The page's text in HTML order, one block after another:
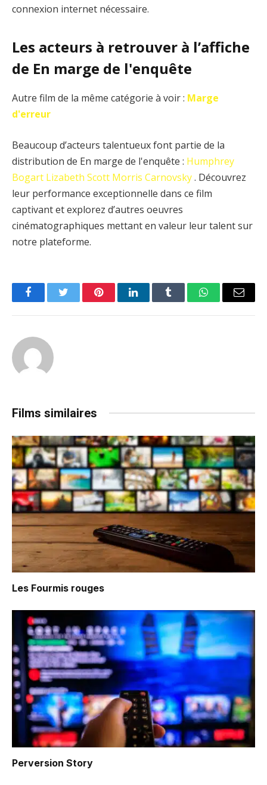
connexion internet nécessaire.
Les acteurs à retrouver à l’affiche
de En marge de l'enquête
Autre film de la même catégorie à voir : Marge
d'erreur
Beaucoup d’acteurs talentueux font partie de la
distribution de En marge de l'enquête : Humphrey
Bogart Lizabeth Scott Morris Carnovsky. Découvrez
leur performance exceptionnelle dans ce film
captivant et explorez d’autres oeuvres
cinématographiques mettant en valeur leur talent sur
notre plateforme.
FacebookTwitter PinterestLinkedInTumblr WhatsAppEmail
Films similaires
Les Fourmis rouges
Perversion Story